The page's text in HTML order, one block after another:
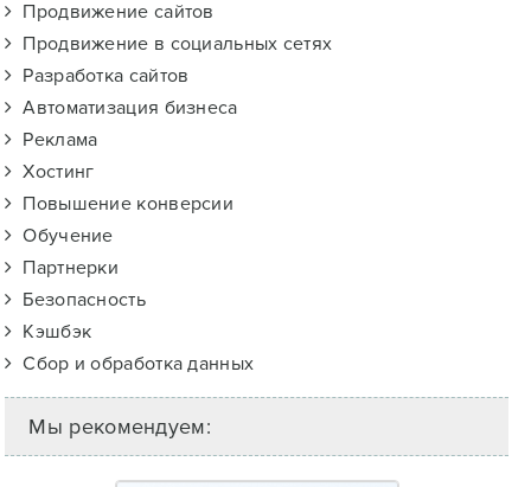
Продвижение сайтов
Продвижение в социальных сетях
Разработка сайтов
Автоматизация бизнеса
Реклама
Хостинг
Повышение конверсии
Обучение
Партнерки
Безопасность
Кэшбэк
Сбор и обработка данных
Мы рекомендуем: